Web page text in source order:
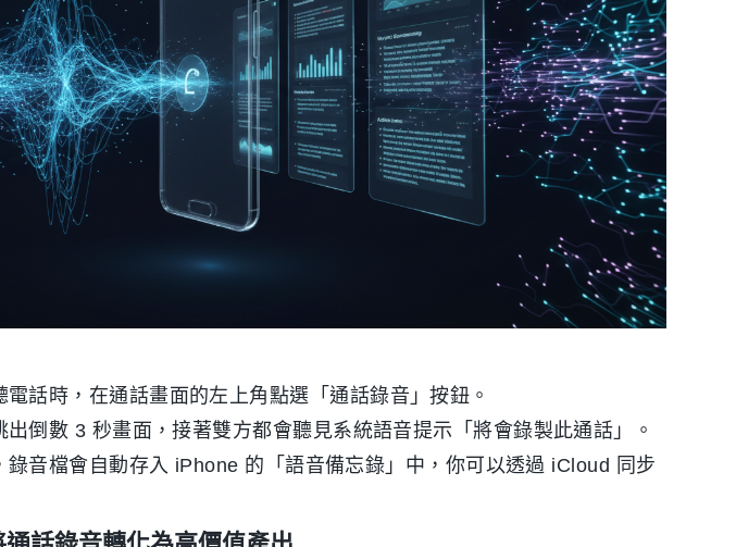
電話時，在通話畫面的左上角點選「通話錄音」按鈕。
出倒數 3 秒畫面，接著雙方都會聽見系統語音提示「將會錄製此通話」。
錄音檔會自動存入 iPhone 的「語音備忘錄」中，你可以透過 iCloud 同步